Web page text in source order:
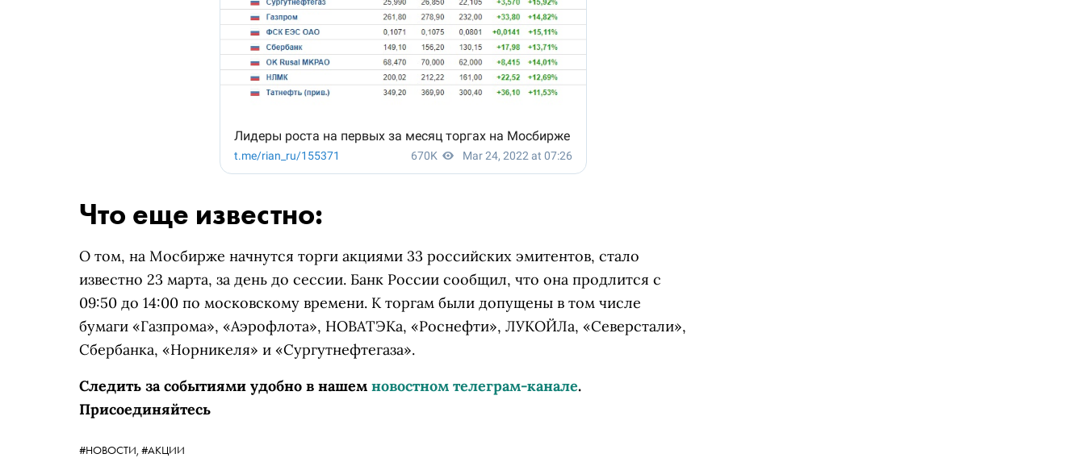
Что еще известно:
О том, на Мосбирже начнутся торги акциями 33 российских эмитентов, стало
известно 23 марта, за день до сессии. Банк России сообщил, что она продлится с
09:50 до 14:00 по московскому времени. К торгам были допущены в том числе
бумаги «Газпрома», «Аэрофлота», НОВАТЭКа, «Роснефти», ЛУКОЙЛа, «Северстали»,
Сбербанка, «Норникеля» и «Сургутнефтегаза».
Следить за событиями удобно в нашем новостном телеграм-канале.
Присоединяйтесь
#НОВОСТИ, #АКЦИИ